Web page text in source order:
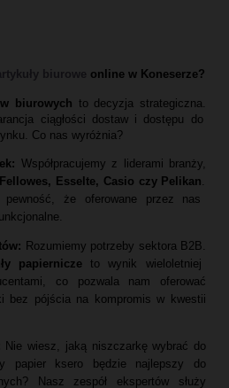
biurowe online w Koneserze?
biurowych to decyzja strategiczna.
ciągłości dostaw i dostępu do
Co nas wyróżnia?
Współpracujemy z liderami branży,
Esselte, Casio czy Pelikan
że oferowane przez nas
Rozumiemy potrzeby sektora B2B.
papierniczeto wynik wieloletniej
co pozwala nam oferować
bez pójścia na kompromis w kwestii
Nie wiesz,
jaką niszczarkę wybrać do
papier ksero będzie najlepszy do
Nasz zespół ekspertów służy